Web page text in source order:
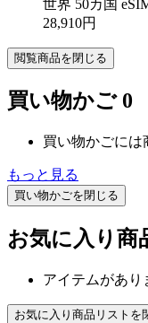
世界 50カ国
28,910円
閲覧商品を閉じる
買い物かご 0
買い物かごには
もっと見る
買い物かごを閉じる
お気に入り商
アイテムがあり
お気に入り商品リストを